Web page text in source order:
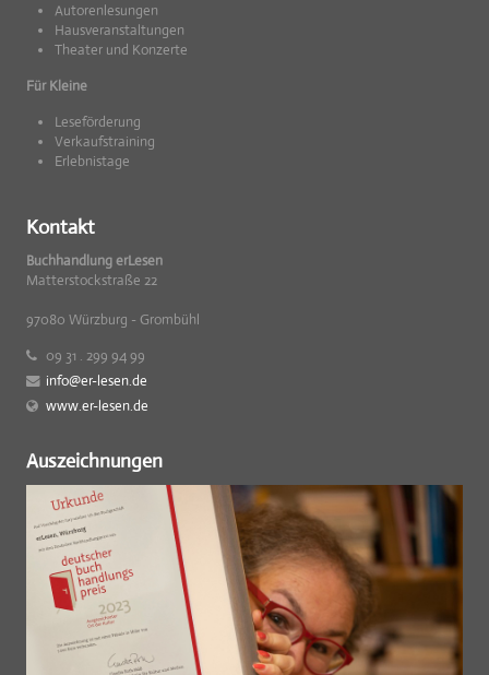
Autorenlesungen
Hausveranstaltungen
Theater und Konzerte
Für Kleine
Leseförderung
Verkaufstraining
Erlebnistage
Kontakt
Buchhandlung erLesen
Matterstockstraße 22
97080 Würzburg - Grombühl
09 31 . 299 94 99
info@er-lesen.de
www.er-lesen.de
Auszeichnungen